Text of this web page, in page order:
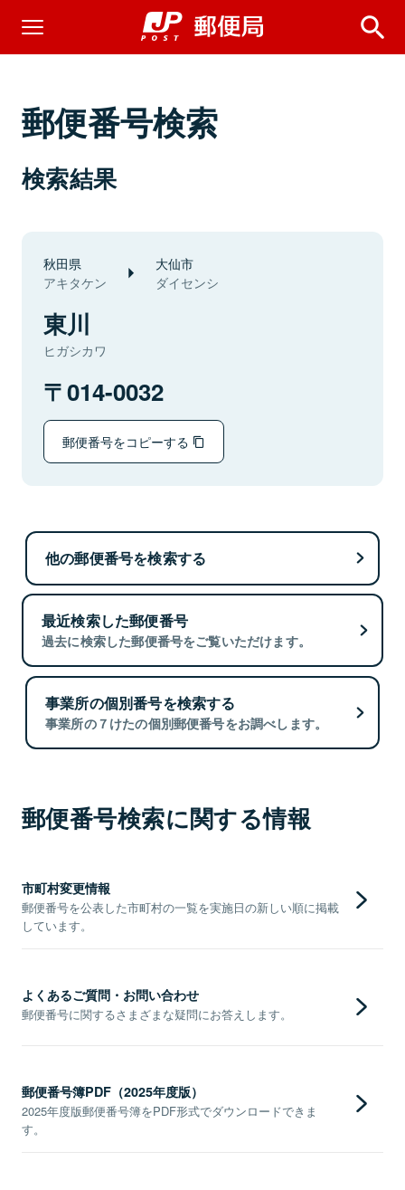
郵便番号検索
検索結果
秋田県
アキタケン
大仙市
ダイセンシ
東川
ヒガシカワ
014-0032
郵便番号をコピーする
他の郵便番号を検索する
最近検索した郵便番号
過去に検索した郵便番号をご覧いただけます。
事業所の個別番号を検索する
事業所の７けたの個別郵便番号をお調べします。
郵便番号検索に関する情報
市町村変更情報
郵便番号を公表した市町村の一覧を実施日の新しい順に掲載
しています。
よくあるご質問・お問い合わせ
郵便番号に関するさまざまな疑問にお答えします。
郵便番号簿PDF（2025年度版）
2025年度版郵便番号簿をPDF形式でダウンロードできま
す。